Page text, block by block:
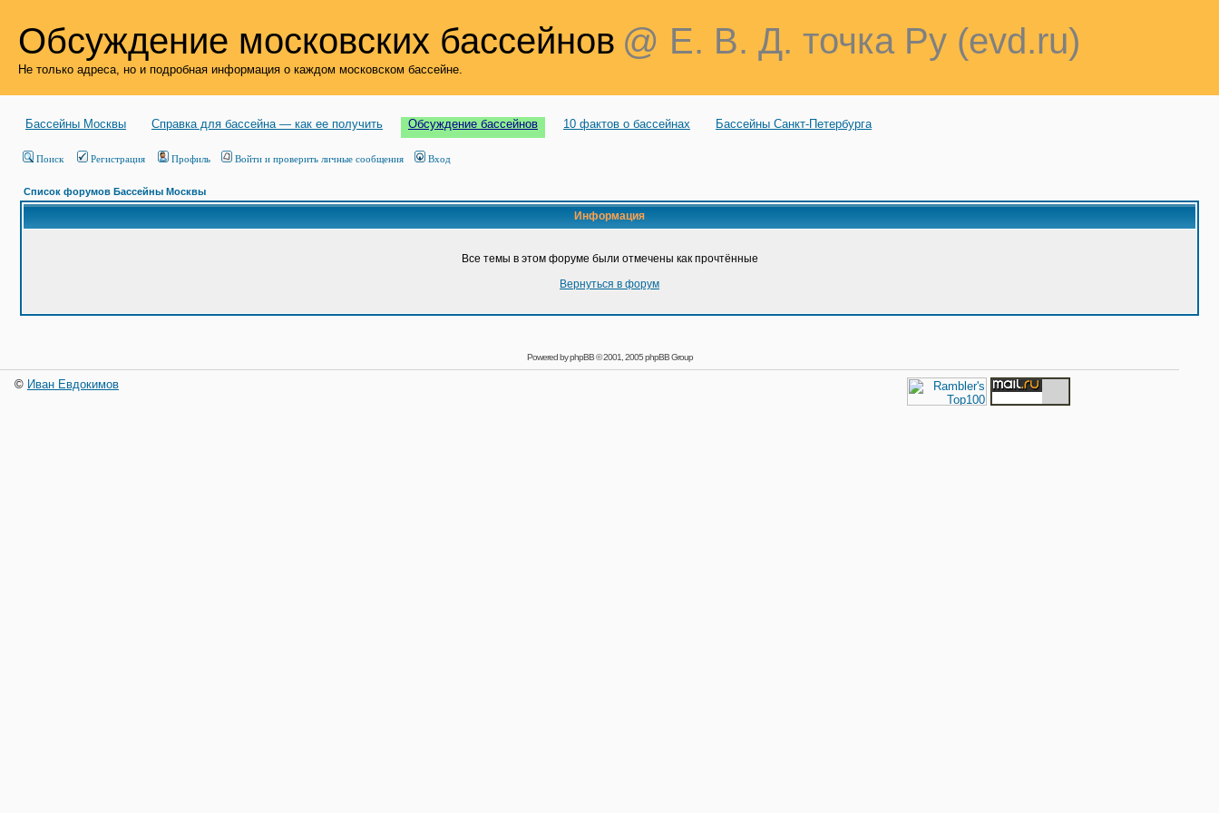
Обсуждение московских бассейнов @ Е. В. Д. точка Ру (evd.ru)
Не только адреса, но и подробная информация о каждом московском бассейне.
Бассейны Москвы Справка для бассейна — как ее получить Обсуждение бассейнов 10 фактов о бассейнах Бассейны Санкт-Петербурга
Поиск Регистрация Профиль Войти и проверить личные сообщения Вход
Список форумов Бассейны Москвы
Информация
Все темы в этом форуме были отмечены как прочтённые
Вернуться в форум
Powered byphpBB© 2001, 2005 phpBB Group
© Иван Евдокимов